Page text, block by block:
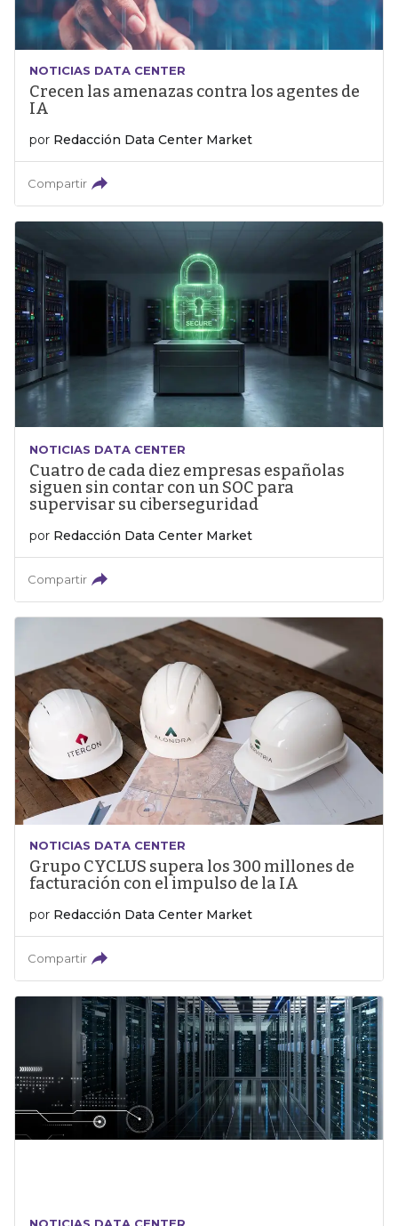
NOTICIAS DATA CENTER
Crecen las amenazas contra los agentes de
IA
por Redacción Data Center Market
Compartir
NOTICIAS DATA CENTER
Cuatro de cada diez empresas españolas
siguen sin contar con un SOC para
supervisar su ciberseguridad
por Redacción Data Center Market
Compartir
NOTICIAS DATA CENTER
Grupo CYCLUS supera los 300 millones de
facturación con el impulso de la IA
por Redacción Data Center Market
Compartir